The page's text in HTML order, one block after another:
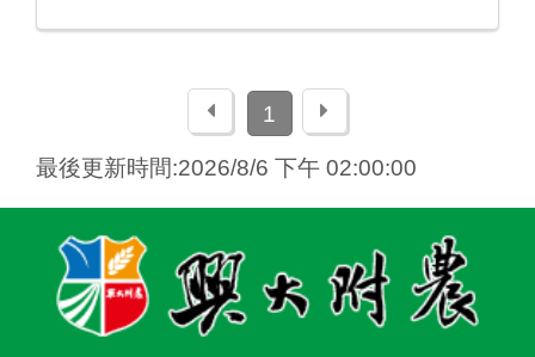
上一頁1 下一頁
最後更新時間:2026/8/6 下午 02:00:00